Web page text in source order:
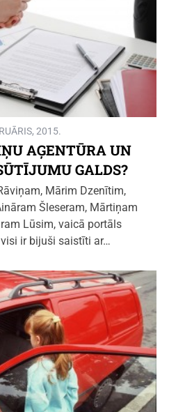
2015.
AĢENTŪRA UN
GALDS?
Mārim Dzenītim,
Šleseram, Mārtiņam
Lūsim, vaicā portāls
ir bijuši saistīti ar…